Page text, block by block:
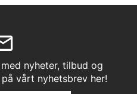
nyheter, tilbud og
vårt nyhetsbrev her!